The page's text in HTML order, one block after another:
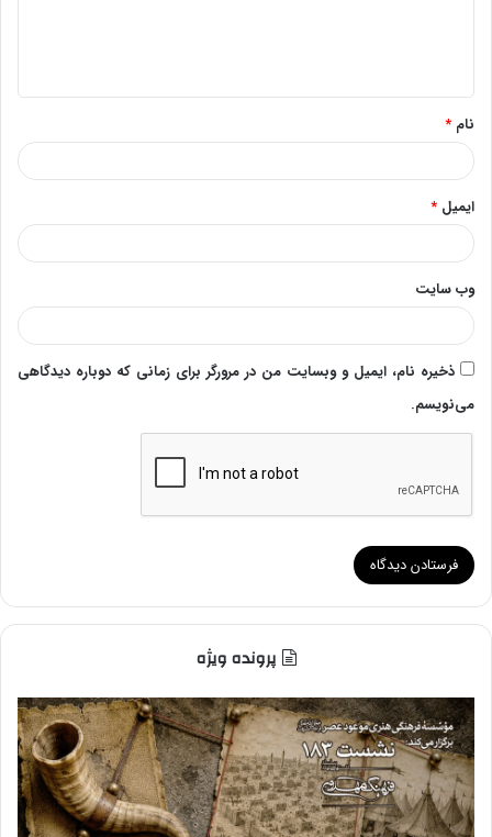
*
نام *
ایمیل *
وب‌ سایت
ذخیره نام، ایمیل و وبسایت من در مرورگر برای زمانی که دوباره دیدگاهی
می‌نویسم.
پرونده ویژه